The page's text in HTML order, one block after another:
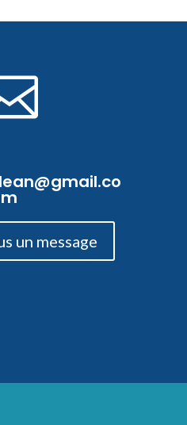
m
un message